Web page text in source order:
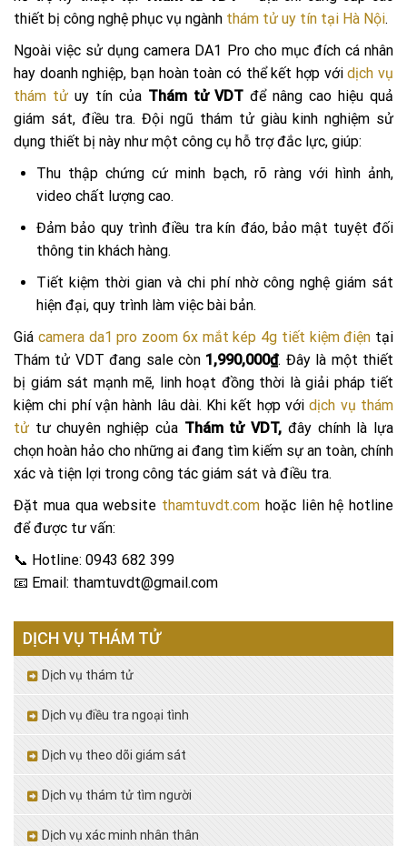
thiết bị công nghệ phục vụ ngành thám tử uy tín tại Hà Nội.
Ngoài việc sử dụng camera DA1 Pro cho mục đích cá nhân
hay doanh nghiệp, bạn hoàn toàn có thể kết hợp vớidịch vụ
thám tửuy tín của Thám tử VDT để nâng cao hiệu quả
giám sát, điều tra. Đội ngũ thám tử giàu kinh nghiệm sử
dụng thiết bị này như một công cụ hỗ trợ đắc lực, giúp:
Thu thập chứng cứ minh bạch, rõ ràng với hình ảnh,
video chất lượng cao.
Đảm bảo quy trình điều tra kín đáo, bảo mật tuyệt đối
thông tin khách hàng.
Tiết kiệm thời gian và chi phí nhờ công nghệ giám sát
hiện đại, quy trình làm việc bài bản.
Giá camera da1 pro zoom 6x mắt kép 4g tiết kiệm điện tại
Thám tử VDT đang sale còn 1,990,000₫. Đây là một thiết
bị giám sát mạnh mẽ, linh hoạt đồng thời là giải pháp tiết
kiệm chi phí vận hành lâu dài. Khi kết hợp vớidịch vụ thám
tử tư chuyên nghiệp của Thám tử VDT, đây chính là lựa
chọn hoàn hảo cho những ai đang tìm kiếm sự an toàn, chính
xác và tiện lợi trong công tác giám sát và điều tra.
Đặt mua qua website thamtuvdt.com hoặc liên hệ hotline
để được tư vấn:
📞 Hotline: 0943 682 399
📧 Email: thamtuvdt@gmail.com
DỊCH VỤ THÁM TỬ
Dịch vụ thám tử
Dịch vụ điều tra ngoại tình
Dịch vụ theo dõi giám sát
Dịch vụ thám tử tìm người
Dịch vụ xác minh nhân thân